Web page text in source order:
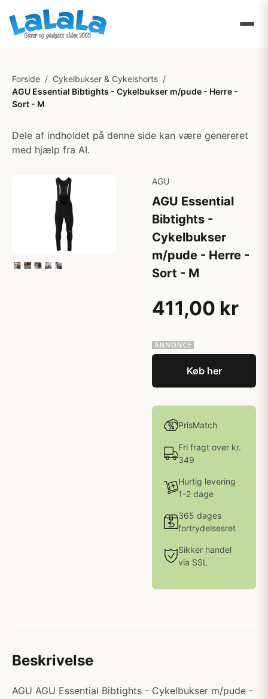
Forside / Cykelbukser & Cykelshorts /
AGU Essential Bibtights - Cykelbukser m/pude - Herre -
Sort - M
Dele af indholdet på denne side kan være genereret
med hjælp fra AI.
AGU
AGU Essential
Bibtights -
Cykelbukser
m/pude - Herre -
Sort - M
411,00 kr
Køb her
PrisMatch
Fri fragt over kr.
349
Hurtig levering
1-2 dage
365 dages
fortrydelsesret
Sikker handel
via SSL
Beskrivelse
AGU AGU Essential Bibtights - Cykelbukser m/pude -